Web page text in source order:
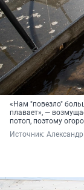
«Нам "повезло"
плавает», —
потоп, поэтому
Источник: